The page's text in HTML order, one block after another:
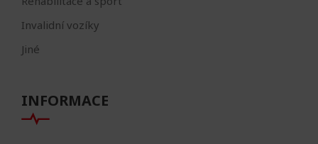
Invalidní vozíky
Jiné
INFORMACE